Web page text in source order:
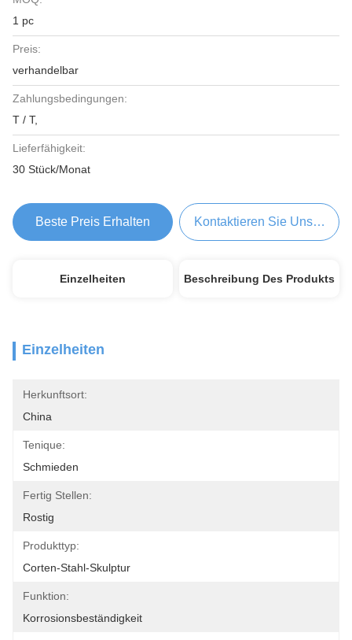
1 pc
Preis:
verhandelbar
Zahlungsbedingungen:
T / T,
Lieferfähigkeit:
30 Stück/Monat
Beste Preis Erhalten Kontaktieren Sie Uns Jetzt
Einzelheiten Beschreibung Des Produkts
Einzelheiten
Herkunftsort:
China
Tenique:
Schmieden
Fertig Stellen:
Rostig
Produkttyp:
Corten-Stahl-Skulptur
Funktion:
Korrosionsbeständigkeit